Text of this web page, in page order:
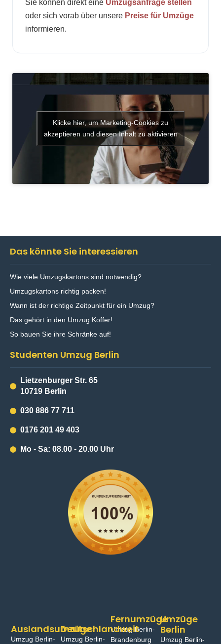
Sie können direkt eine Umzugsanfrage stellen
oder sich vorab über unsere Preise für Umzüge
informieren.
Klicke hier, um Marketing-Cookies zu
akzeptieren und diesen Inhalt zu aktivieren
Das könnte Sie interessieren
Wie viele Umzugskartons sind notwendig?
Umzugskartons richtig packen!
Wann ist der richtige Zeitpunkt für ein Umzug?
Das gehört in den Umzug Koffer!
So bauen Sie ihre Schränke auf!
Studenten Umzug Berlin
Lietzenburger Str. 65
10719 Berlin
030 886 77 711
0176 201 49 403
Mo - Sa: 08.00 - 20.00 Uhr
Umzüge
Berlin
Umzug Berlin-
Fernumzüge
Umzug Berlin-
Brandenburg
Deutschlandweit
Umzug Berlin-
Auslandsumzüge
Umzug Berlin-